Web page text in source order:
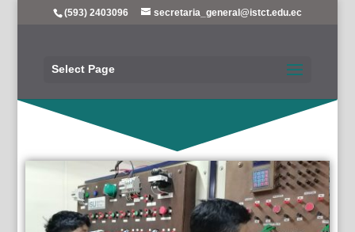
(593) 2403096 secretaria_general@istct.edu.ec
Select Page